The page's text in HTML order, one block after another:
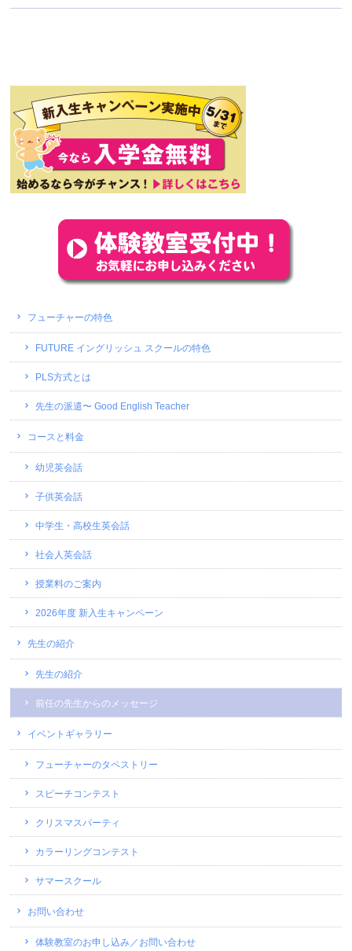
フューチャーの特色
FUTURE イングリッシュ スクールの特色
PLS方式とは
先生の派遣〜 Good English Teacher
コースと料金
幼児英会話
子供英会話
中学生・高校生英会話
社会人英会話
授業料のご案内
2026年度 新入生キャンペーン
先生の紹介
先生の紹介
前任の先生からのメッセージ
イベントギャラリー
フューチャーのタペストリー
スピーチコンテスト
クリスマスパーティ
カラーリングコンテスト
サマースクール
お問い合わせ
体験教室のお申し込み／お問い合わせ